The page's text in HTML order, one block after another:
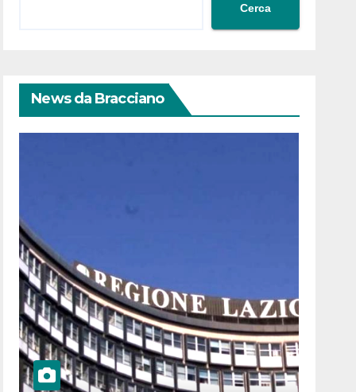
Cerca
News da Bracciano